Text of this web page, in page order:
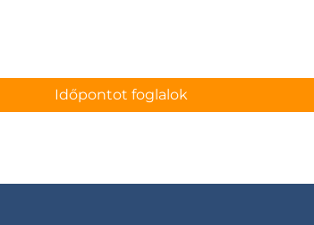
Időpontot foglalok